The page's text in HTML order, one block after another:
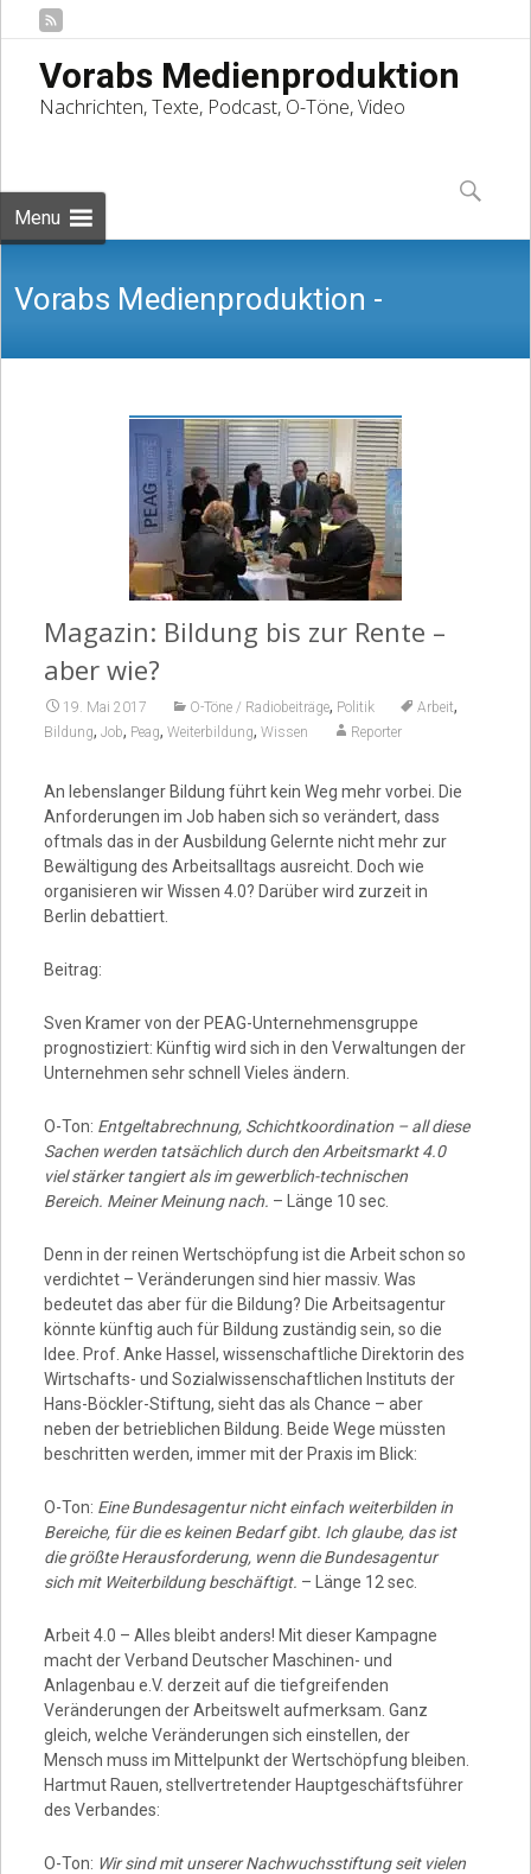
Vorabs Medienproduktion
Nachrichten, Texte, Podcast, O-Töne, Video
Menu
to
content
Suchen
nach:
Vorabs Medienproduktion -
Nachrichten, Texte, Podcast, O-Töne,
Magazin: Bildung bis zur Rente –
aber wie?
19. Mai 2017 O-Töne / Radiobeiträge, Politik Arbeit,
Bildung, Job, Peag, Weiterbildung, Wissen Reporter
An lebenslanger Bildung führt kein Weg mehr vorbei. Die
Anforderungen im Job haben sich so verändert, dass
oftmals das in der Ausbildung Gelernte nicht mehr zur
Bewältigung des Arbeitsalltags ausreicht. Doch wie
organisieren wir Wissen 4.0? Darüber wird zurzeit in
Berlin debattiert.
Beitrag:
Sven Kramer von der PEAG-Unternehmensgruppe
prognostiziert: Künftig wird sich in den Verwaltungen der
Unternehmen sehr schnell Vieles ändern.
O-Ton: Entgeltabrechnung, Schichtkoordination – all diese
Sachen werden tatsächlich durch den Arbeitsmarkt 4.0
viel stärker tangiert als im gewerblich-technischen
Bereich. Meiner Meinung nach. – Länge 10 sec.
Denn in der reinen Wertschöpfung ist die Arbeit schon so
verdichtet – Veränderungen sind hier massiv. Was
bedeutet das aber für die Bildung? Die Arbeitsagentur
könnte künftig auch für Bildung zuständig sein, so die
Idee. Prof. Anke Hassel, wissenschaftliche Direktorin des
Wirtschafts- und Sozialwissenschaftlichen Instituts der
Hans-Böckler-Stiftung, sieht das als Chance – aber
neben der betrieblichen Bildung. Beide Wege müssten
beschritten werden, immer mit der Praxis im Blick:
O-Ton: Eine Bundesagentur nicht einfach weiterbilden in
Bereiche, für die es keinen Bedarf gibt. Ich glaube, das ist
die größte Herausforderung, wenn die Bundesagentur
sich mit Weiterbildung beschäftigt. – Länge 12 sec.
Arbeit 4.0 – Alles bleibt anders! Mit dieser Kampagne
macht der Verband Deutscher Maschinen- und
Anlagenbau e.V. derzeit auf die tiefgreifenden
Veränderungen der Arbeitswelt aufmerksam. Ganz
gleich, welche Veränderungen sich einstellen, der
Mensch muss im Mittelpunkt der Wertschöpfung bleiben.
Hartmut Rauen, stellvertretender Hauptgeschäftsführer
des Verbandes:
O-Ton: Wir sind mit unserer Nachwuchsstiftung seit vielen